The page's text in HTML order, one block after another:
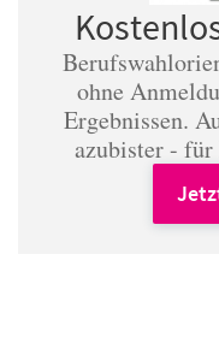
ohne
Ergebnissen.
azubister -